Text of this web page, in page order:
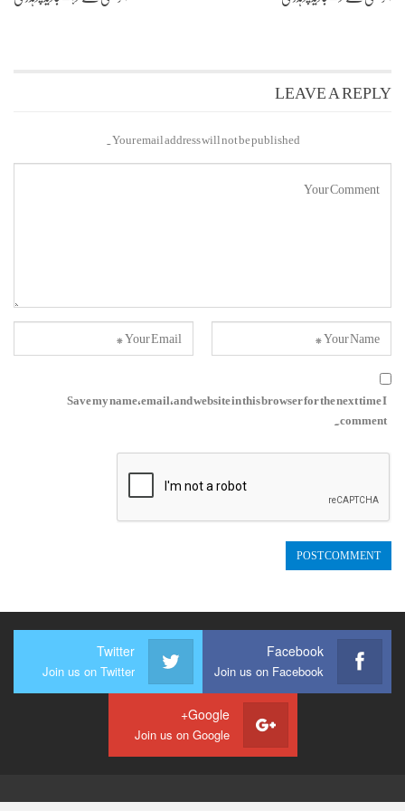
LEAVE A REPLY
Your email address will not be published.
Save my name, email, and website in this browser for the next time I
comment.
Facebook
Join us on Facebook
Twitter
Join us on Twitter
Google+
Join us on Google